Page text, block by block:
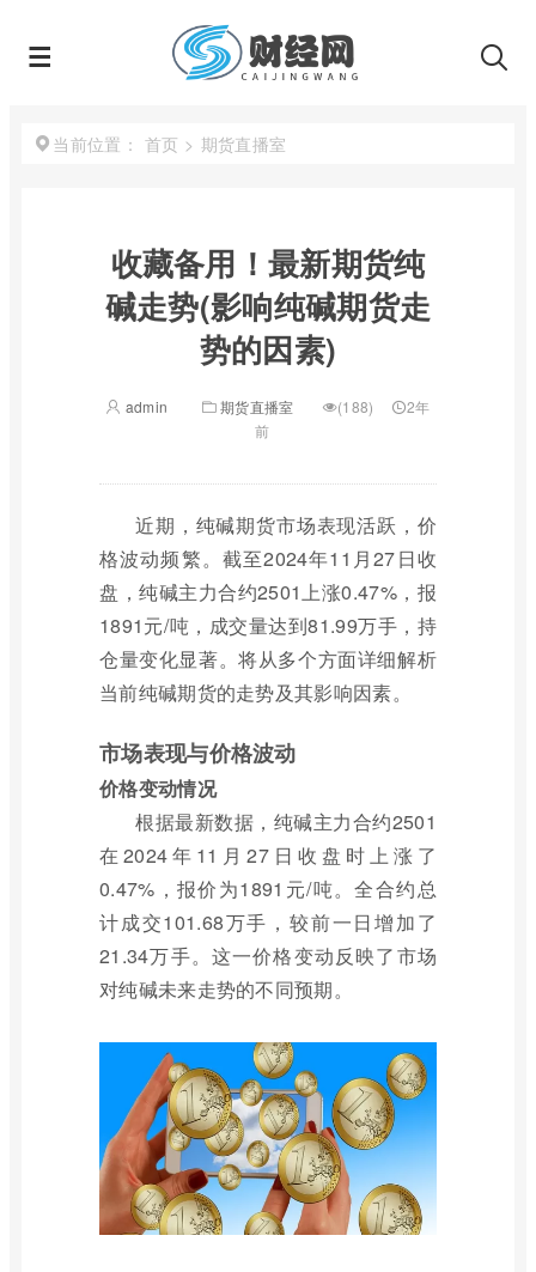
当前位置： 首页 > 期货直播室
收藏备用！最新期货纯
碱走势(影响纯碱期货走
势的因素)
admin 期货直播室 (188)
2年
前
近期，纯碱期货市场表现活跃，价
格波动频繁。截至2024年11月27日收
盘，纯碱主力合约2501上涨0.47%，报
1891元/吨，成交量达到81.99万手，持
仓量变化显著。将从多个方面详细解析
当前纯碱期货的走势及其影响因素。
市场表现与价格波动
价格变动情况
根据最新数据，纯碱主力合约2501
在2024年11月27日收盘时上涨了
0.47%，报价为1891元/吨。全合约总
计成交101.68万手，较前一日增加了
21.34万手。这一价格变动反映了市场
对纯碱未来走势的不同预期。